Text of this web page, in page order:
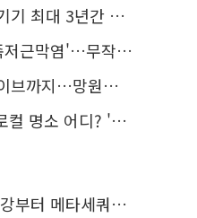
상 대여…삶의 질 높인다
참지 말고 '이것' 해보세요!
한강공원 알짜 코스
'서울에디션25' 추천 코스
숲길까지…서울둘레길 15코스